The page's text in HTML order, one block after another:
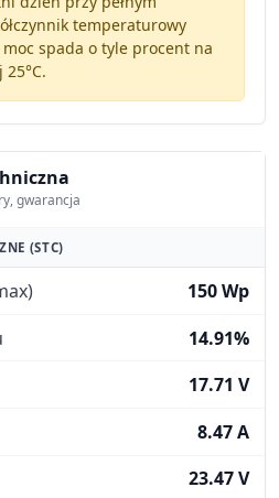
temperaturowy
spada o tyle procent na
gwarancja
(STC)
150 Wp
14.91%
17.71 V
8.47 A
23.47 V